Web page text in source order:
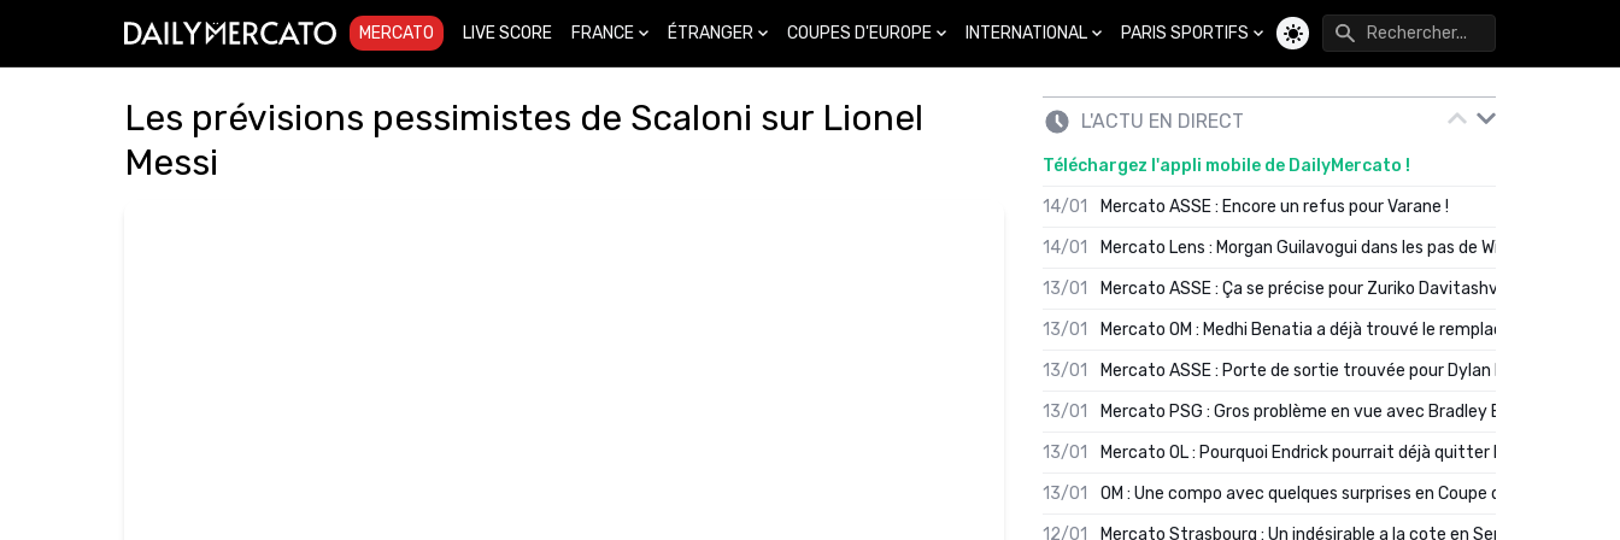
MERCATO LIVE SCORE FRANCE ÉTRANGER COUPES D'EUROPE INTERNATIONAL PARIS SPORTIFS
Changer de thème
Les prévisions pessimistes de Scaloni sur Lionel
Messi
L'ACTU EN DIRECT
Téléchargez l'appli mobile de DailyMercato !
14/01
Mercato ASSE : Encore un refus pour Varane !
14/01
Mercato Lens : Morgan Guilavogui dans les pas de Will Still ?
13/01
Mercato ASSE : Ça se précise pour Zuriko Davitashvili
13/01
Mercato OM : Medhi Benatia a déjà trouvé le remplaçant de Robinio
13/01
Mercato ASSE : Porte de sortie trouvée pour Dylan Batubinsika
13/01
Mercato PSG : Gros problème en vue avec Bradley Barcola ?
13/01
Mercato OL : Pourquoi Endrick pourrait déjà quitter Lyon en janvier
13/01
OM : Une compo avec quelques surprises en Coupe de France
12/01
Mercato Strasbourg : Un indésirable a la cote en Serie A